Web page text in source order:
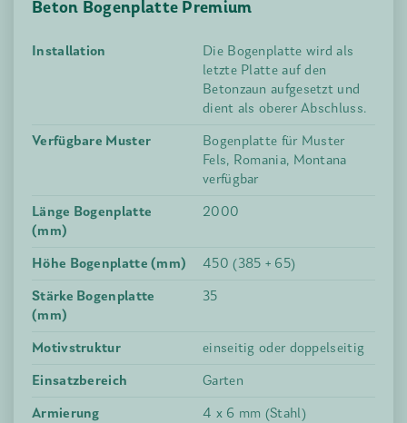
Beton Bogenplatte Premium
Installation
Die Bogenplatte wird als
letzte Platte auf den
Betonzaun aufgesetzt und
dient als oberer Abschluss.
Verfügbare Muster
Bogenplatte für Muster
Fels, Romania, Montana
verfügbar
Länge Bogenplatte
(mm)
2000
Höhe Bogenplatte (mm)
450 (385 + 65)
Stärke Bogenplatte
(mm)
35
Motivstruktur
einseitig oder doppelseitig
Einsatzbereich
Garten
Armierung
4 x 6 mm (Stahl)